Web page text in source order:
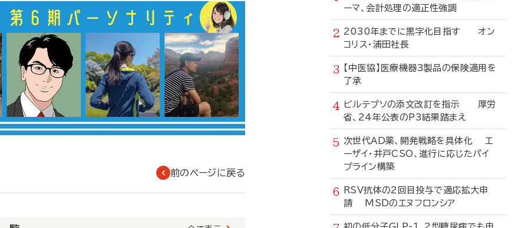
前のページに戻る
ーマ、会計処理の適正性強調
2030年までに黒字化目指す オン
コリス・浦田社長
【中医協】医療機器3製品の保険適用を
了承
ビルテプソの添文改訂を指示 厚労
省、24年公表のP3結果踏まえ
次世代AD薬、開発戦略を具体化 エ
ーザイ・井戸CSO、進行に応じたパイ
プライン構築
RSV抗体の2回目投与で適応拡大申
請 MSDのエヌフロンシア